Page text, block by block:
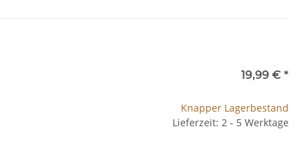
19,99 € *
Knapper Lagerbestand
Lieferzeit: 2 - 5 Werktage